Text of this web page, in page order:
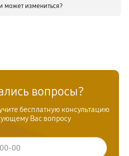
может измениться?
вопросы?
бесплатную консультацию
Вас вопросу